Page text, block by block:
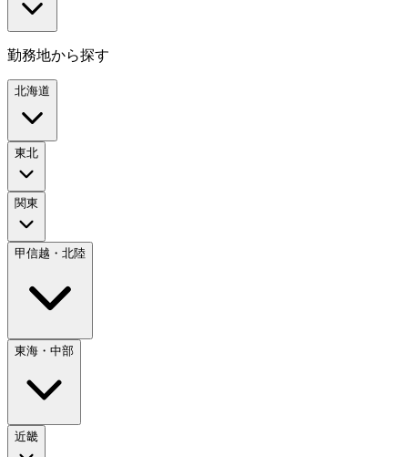
勤務地から探す
北海道
東北
関東
甲信越・北陸
東海・中部
近畿